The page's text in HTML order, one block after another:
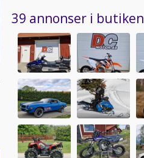
39 annonser i butiken